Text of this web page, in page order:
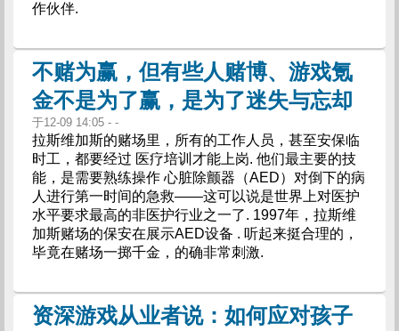
作伙伴.
不赌为赢，但有些人赌博、游戏氪
金不是为了赢，是为了迷失与忘却
于12-09 14:05 - -
拉斯维加斯的赌场里，所有的工作人员，甚至安保临
时工，都要经过 医疗培训才能上岗. 他们最主要的技
能，是需要熟练操作 心脏除颤器（AED）对倒下的病
人进行第一时间的急救——这可以说是世界上对医护
水平要求最高的非医护行业之一了. 1997年，拉斯维
加斯赌场的保安在展示AED设备 . 听起来挺合理的，
毕竟在赌场一掷千金，的确非常刺激.
资深游戏从业者说：如何应对孩子